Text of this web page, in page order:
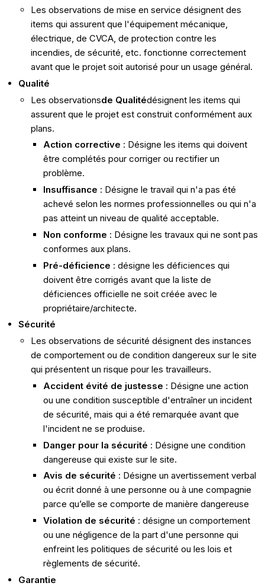
Les observations de mise en service désignent des
items qui assurent que l'équipement mécanique,
électrique, de CVCA, de protection contre les
incendies, de sécurité, etc. fonctionne correctement
avant que le projet soit autorisé pour un usage général.
Qualité
Les observations​de Qualité​désignent les items qui
assurent que le projet est construit conformément aux
plans.
Action corrective : Désigne les items qui doivent
être complétés pour corriger ou rectifier un
problème.
Insuffisance : Désigne le travail qui n'a pas été
achevé selon les normes professionnelles ou qui n'a
pas atteint un niveau de qualité acceptable.
Non conforme : Désigne les travaux qui ne sont pas
conformes aux plans.
Pré-déficience : désigne les déficiences qui
doivent être corrigés avant que la liste de
déficiences officielle ne soit créée avec le
propriétaire/architecte.
Sécurité
Les observations de sécurité désignent des instances
de comportement ou de condition dangereux sur le site
qui présentent un risque pour les travailleurs.
Accident évité de justesse : Désigne une action
ou une condition susceptible d'entraîner un incident
de sécurité, mais qui a été remarquée avant que
l'incident ne se produise.
Danger pour la sécurité : Désigne une condition
dangereuse qui existe sur le site.
Avis de sécurité : Désigne un avertissement verbal
ou écrit donné à une personne ou à une compagnie
parce qu’elle se comporte de manière dangereuse
Violation de sécurité : désigne un comportement
ou une négligence de la part d'une personne qui
enfreint les politiques de sécurité ou les lois et
règlements de sécurité.
Garantie